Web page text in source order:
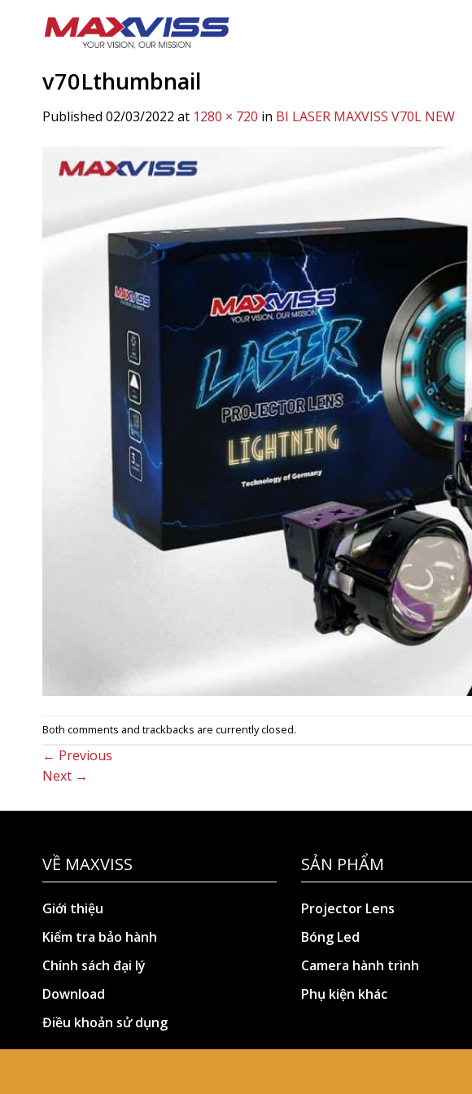
v70Lthumbnail
Published 02/03/2022 at 1280 × 720 in BI LASER MAXVISS V70L NEW
Both comments and trackbacks are currently closed.
← Previous
Next →
VỀ MAXVISS
Giới thiệu
Kiểm tra bảo hành
Chính sách đại lý
Download
Điều khoản sử dụng
SẢN PHẨM
Projector Lens
Bóng Led
Camera hành trình
Phụ kiện khác